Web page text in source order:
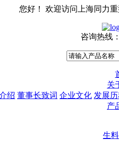
您好！ 欢迎访问上海同力
咨询热线：
关
绍 董事长致词 企业文化 发展
产
生